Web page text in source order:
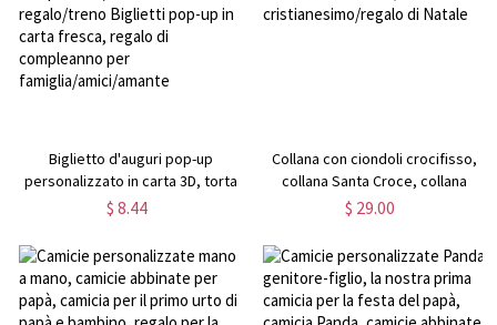
Biglietto d'auguri pop-up
personalizzato in carta 3D, torta
musicale di buon
regalo/treno Biglietti pop-up in
carta fresca, regalo di
compleanno per
famiglia/amici/amante
$ 8.44
Collana con ciondoli crocifisso,
collana Santa Croce, collana
religione, collana in acciaio
cristianesimo/regalo di Natale
$ 29.00